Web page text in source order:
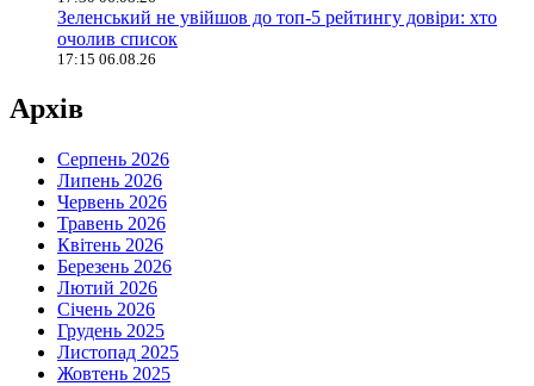
Зеленський не увійшов до топ-5 рейтингу довіри: хто
очолив список
17:15 06.08.26
Архів
Серпень 2026
Липень 2026
Червень 2026
Травень 2026
Квітень 2026
Березень 2026
Лютий 2026
Січень 2026
Грудень 2025
Листопад 2025
Жовтень 2025